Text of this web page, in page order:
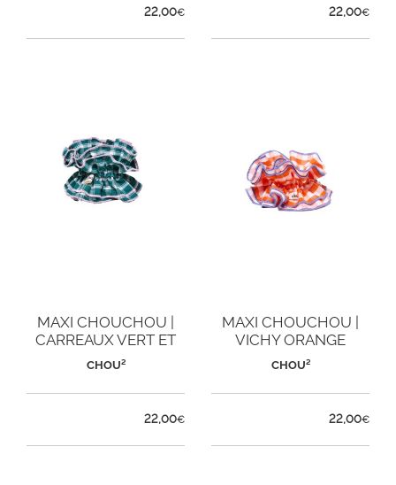
22,00€ 22,00€
MAXI CHOUCHOU |
CARREAUX VERT ET
ROSE
CHOU²
22,00€
MAXI CHOUCHOU |
VICHY ORANGE
CHOU²
22,00€